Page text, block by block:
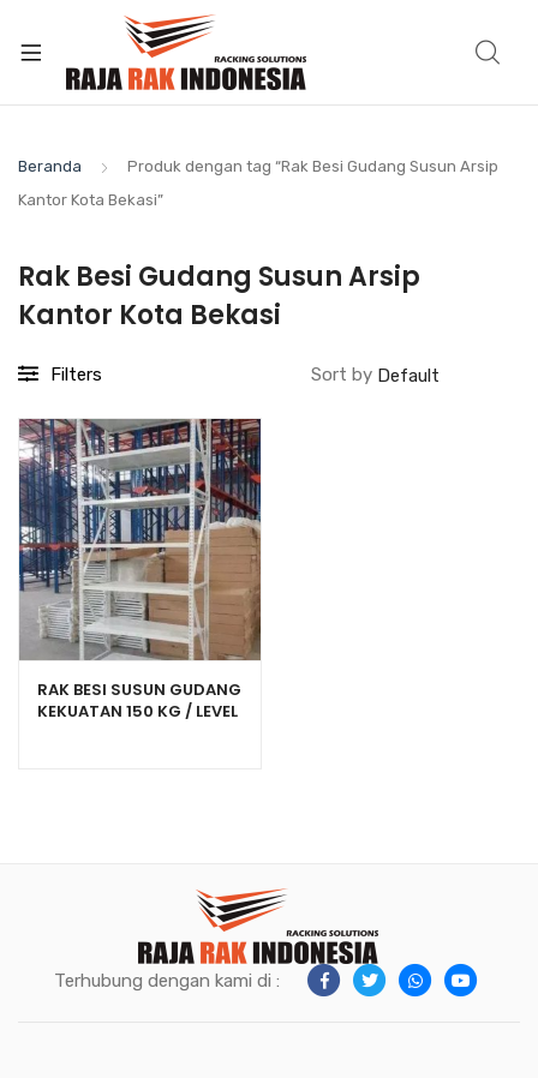
Beranda
Produk dengan tag “Rak Besi Gudang Susun Arsip
Kantor Kota Bekasi”
Rak Besi Gudang Susun Arsip
Kantor Kota Bekasi
Filters Sort by
RAK BESI SUSUN GUDANG
KEKUATAN 150 KG / LEVEL
Terhubung dengan kami di :